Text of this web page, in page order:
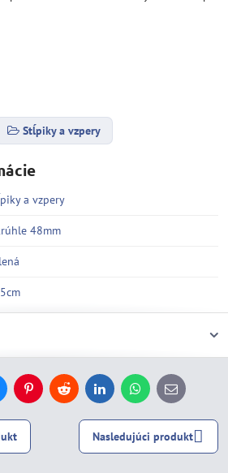
Stĺpiky a vzpery
a vzpery
48mm
PinterestReddit LinkedInWhatsApp
E-
mail
Nasledujúci produkt